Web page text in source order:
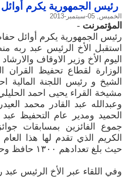
رئيس الجمهورية يكرم
الخميس, 05-سبتمبر-2013
المؤتمرنت -
رئيس الجمهورية يكرم أوائل
استقبل الأخ الرئيس عبد ربه
اليوم الأخ وزير الاوقاف
الوزارة لقطاع تحفيظ
الشيخ و رئيس اللجنة
مشيخة القراء يحيى احمد
وعبدالله عبد القادر محمد
الحميد ومدير عام التحفيظ
جموع الفائزين بمسابقات
الكريم الذي تقدم لها هذا
حيث بلغ تعدادهم ١٣٠٠ حافظ وحافظه.
وفي اللقاء عبر الأخ الرئيس